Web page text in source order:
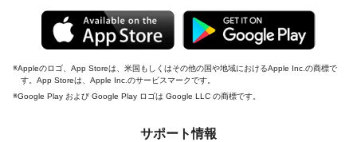
Appleのロゴ、App Storeは、米国もしくはその他の国や地域におけるApple Inc.の商標で
す。App Storeは、Apple Inc.のサービスマークです。
Google Play および Google Play ロゴは Google LLC の商標です。
サポート情報